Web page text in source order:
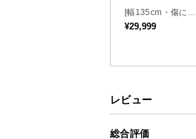
温か
[幅135cm・傷に強
いペット対応生地
ァ 北欧風
¥29,999
レビュー
総合評価